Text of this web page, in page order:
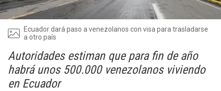
Ecuador dará paso a venezolanos con visa para trasladarse
a otro país
Autoridades estiman que para fin de año
habrá unos 500.000 venezolanos viviendo
en Ecuador